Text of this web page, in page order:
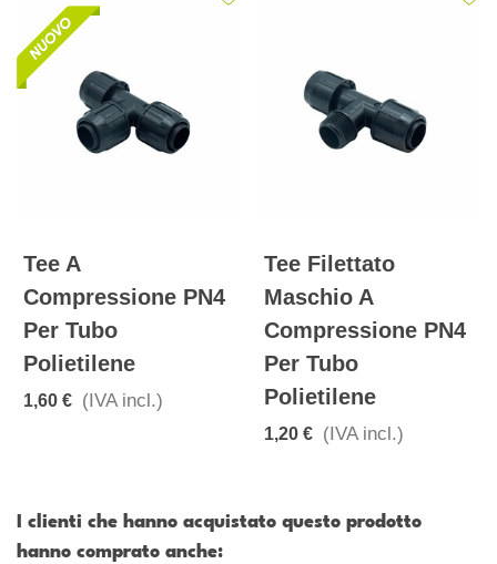
Tee A
Compressione PN4
Per Tubo
Polietilene
1,60 € (IVA incl.)
Tee Filettato
Maschio A
Compressione PN4
Per Tubo
Polietilene
1,20 € (IVA incl.)
I clienti che hanno acquistato questo prodotto
hanno comprato anche: